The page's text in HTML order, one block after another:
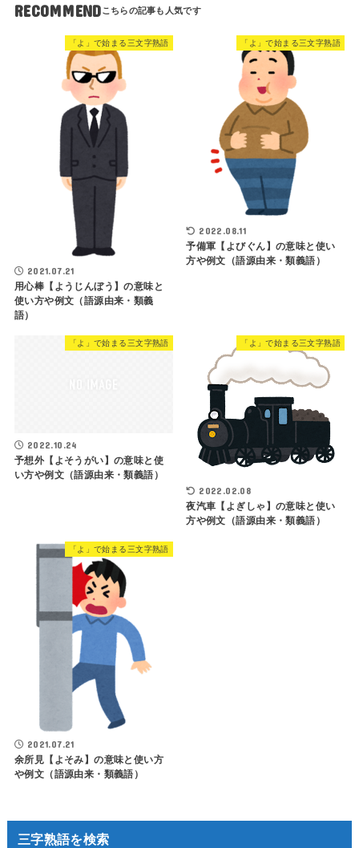
RECOMMEND
「よ」で始まる三文字熟語
2021.07.21
用心棒【ようじんぼう】の意味と
使い方や例文（語源由来・類義
語）
「よ」で始まる三文字熟語
2022.08.11
予備軍【よびぐん】の意味と使い
方や例文（語源由来・類義語）
「よ」で始まる三文字熟語
2022.10.24
予想外【よそうがい】の意味と使
い方や例文（語源由来・類義語）
「よ」で始まる三文字熟語
2022.02.08
夜汽車【よぎしゃ】の意味と使い
方や例文（語源由来・類義語）
「よ」で始まる三文字熟語
2021.07.21
余所見【よそみ】の意味と使い方
や例文（語源由来・類義語）
三字熟語を検索